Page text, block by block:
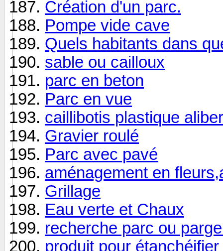
Création d'un parc.
Pompe vide cave
Quels habitants dans
sable ou cailloux
parc en beton
Parc en vue
caillibotis plastique
Gravier roulé
Parc avec pavé
aménagement en
Grillage
Eau verte et Chaux
recherche parc ou
produit pour